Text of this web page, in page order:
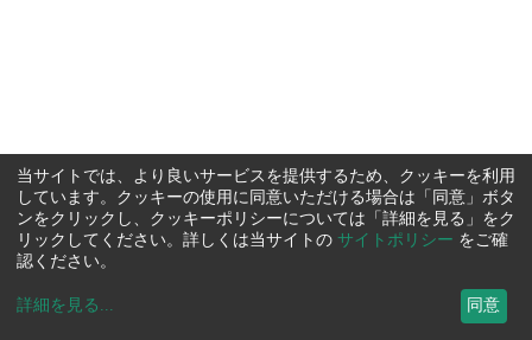
当サイトでは、より良いサービスを提供するため、クッキーを利用
しています。クッキーの使用に同意いただける場合は「同意」ボタ
ンをクリックし、クッキーポリシーについては「詳細を見る」をク
リックしてください。詳しくは当サイトの サイトポリシー をご確
認ください。
詳細を見る ... 同意